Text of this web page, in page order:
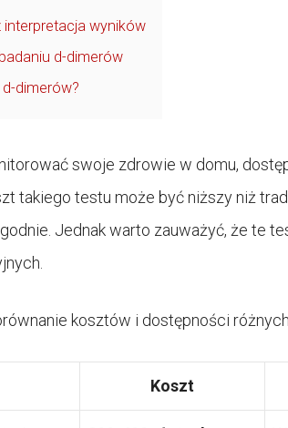
wyników
d-dimerów
dimerów?
swoje zdrowie w domu,
takiego testu może być niższy niż
Jednak warto zauważyć, że te
kosztów i dostępności
Koszt